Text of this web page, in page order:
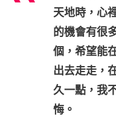
天地時，心
的機會有很
個，希望能
出去走走，
久一點，我
悔。